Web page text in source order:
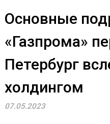
Основные
«Газпрома»
Петербург
холдингом
07.05.2023